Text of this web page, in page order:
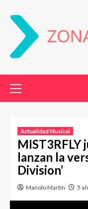
Actualidad Musical
MIST3RFLY
lanzan la
Division’
Manolo Martín 5